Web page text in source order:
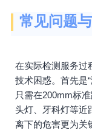
常见问题
在实际检测服务过
技术困惑。首先是
只需在200mm标
头灯、牙科灯等近
离下的危害更为关